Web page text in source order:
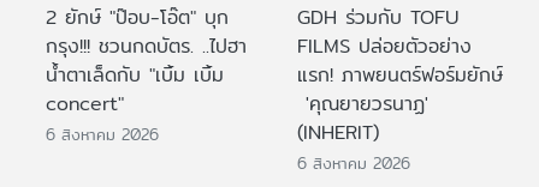
2 ยักษ์ "ป๊อบ-โอ๊ต" บุก
กรุง!!! ชวนกดบัตร. ..ไปฮา
น้ำตาเล็ดกับ "เบิ้ม เบิ้ม
concert"
6 สิงหาคม 2026
GDH ร่วมกับ TOFU
FILMS ปล่อยตัวอย่าง
แรก! ภาพยนตร์ฟอร์มยักษ์
'คุณยายวรนาฏ'
(INHERIT)
6 สิงหาคม 2026